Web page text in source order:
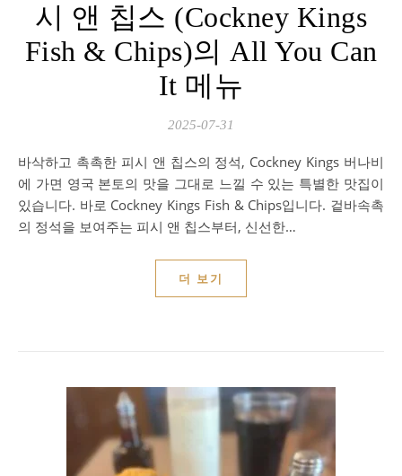
시 앤 칩스 (Cockney Kings
Fish & Chips)의 All You Can
It 메뉴
2025-07-31
바삭하고 촉촉한 피시 앤 칩스의 정석, Cockney Kings 버나비
에 가면 영국 본토의 맛을 그대로 느낄 수 있는 특별한 맛집이
있습니다. 바로 Cockney Kings Fish & Chips입니다. 겉바속촉
의 정석을 보여주는 피시 앤 칩스부터, 신선한…
더 보기